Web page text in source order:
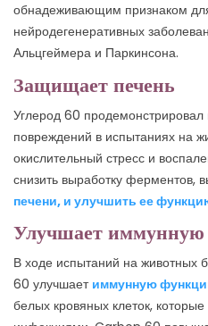
обнадеживающим признаком
нейродегенеративных
Альцгеймера и Паркинсона.
Защищает печень
Углерод 60
повреждений в испытаниях на
окислительный стресс и
снизить выработку ферментов,
печени, и улучшить ее
Улучшает
В ходе испытаний на животных
60 улучшает иммунную
белых кровяных клеток,